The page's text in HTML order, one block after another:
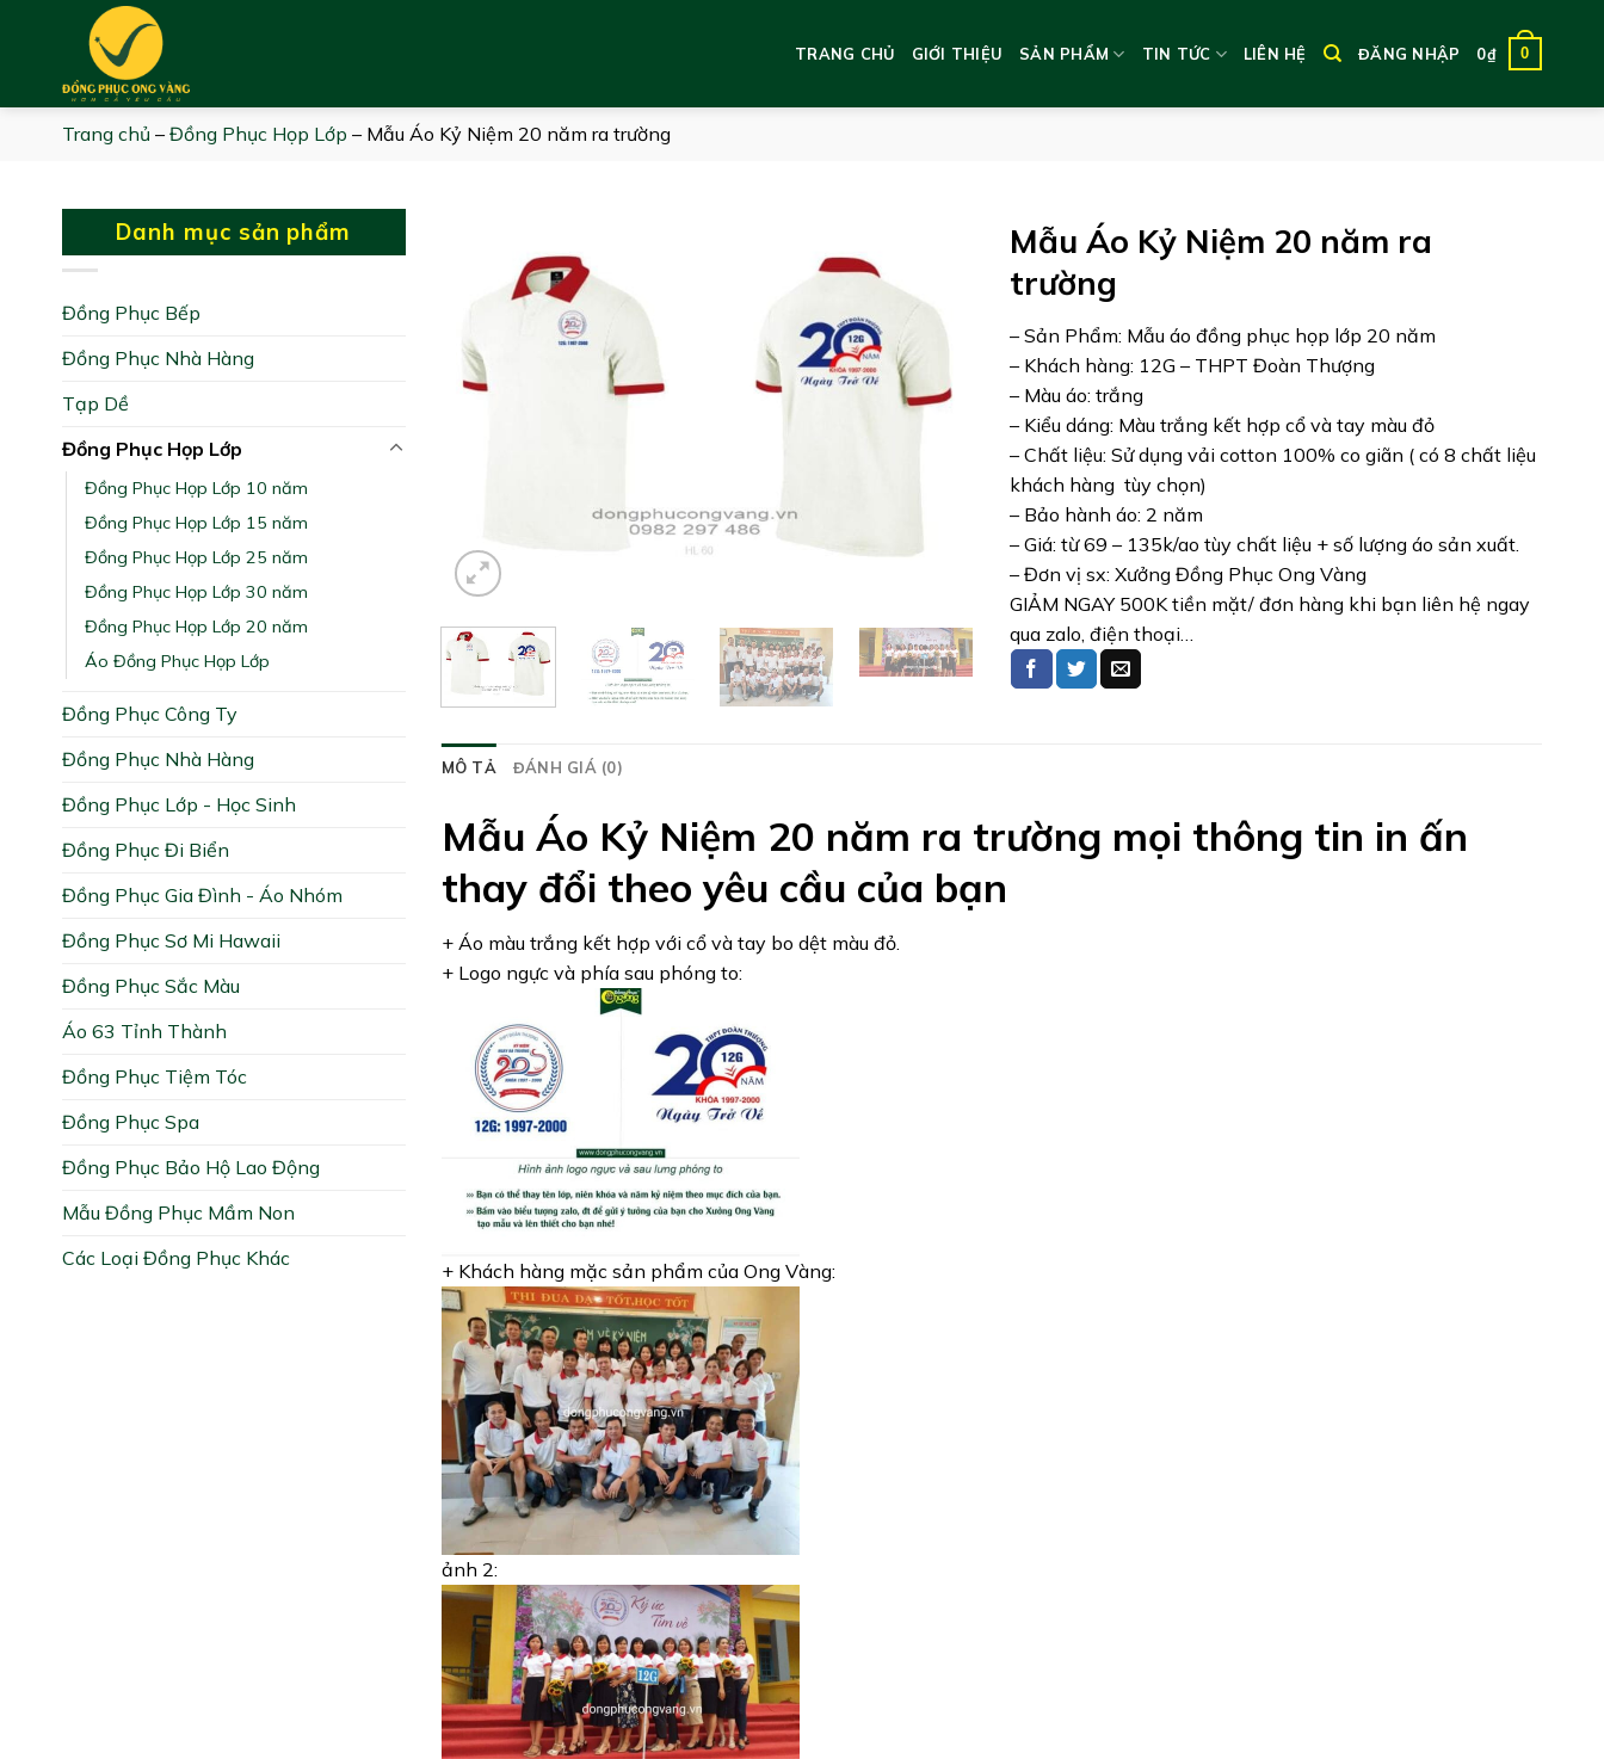
TRANG CHỦ GIỚI THIỆU SẢN PHẨM TIN TỨC LIÊN HỆ ĐĂNG NHẬP 0₫ 0
Trang chủ – Đồng Phục Họp Lớp – Mẫu Áo Kỷ Niệm 20 năm ra trường
Danh mục sản phẩm
Đồng Phục Bếp
Đồng Phục Nhà Hàng
Tạp Dề
Đồng Phục Họp Lớp
Đồng Phục Họp Lớp 10 năm
Đồng Phục Họp Lớp 15 năm
Đồng Phục Họp Lớp 25 năm
Đồng Phục Họp Lớp 30 năm
Đồng Phục Họp Lớp 20 năm
Áo Đồng Phục Họp Lớp
Đồng Phục Công Ty
Đồng Phục Nhà Hàng
Đồng Phục Lớp - Học Sinh
Đồng Phục Đi Biển
Đồng Phục Gia Đình - Áo Nhóm
Đồng Phục Sơ Mi Hawaii
Đồng Phục Sắc Màu
Áo 63 Tỉnh Thành
Đồng Phục Tiệm Tóc
Đồng Phục Spa
Đồng Phục Bảo Hộ Lao Động
Mẫu Đồng Phục Mầm Non
Các Loại Đồng Phục Khác
Mẫu Áo Kỷ Niệm 20 năm ra
trường
– Sản Phẩm: Mẫu áo đồng phục họp lớp 20 năm
– Khách hàng: 12G – THPT Đoàn Thượng
– Màu áo: trắng
– Kiểu dáng: Màu trắng kết hợp cổ và tay màu đỏ
– Chất liệu: Sử dụng vải cotton 100% co giãn ( có 8 chất liệu
khách hàng tùy chọn)
– Bảo hành áo: 2 năm
– Giá: từ 69 – 135k/ao tùy chất liệu + số lượng áo sản xuất.
– Đơn vị sx: Xưởng Đồng Phục Ong Vàng
GIẢM NGAY 500K tiền mặt/ đơn hàng khi bạn liên hệ ngay
qua zalo, điện thoại…
MÔ TẢ ĐÁNH GIÁ (0)
Mẫu Áo Kỷ Niệm 20 năm ra trường mọi thông tin in ấn
thay đổi theo yêu cầu của bạn
+ Áo màu trắng kết hợp với cổ và tay bo dệt màu đỏ.
+ Logo ngực và phía sau phóng to:
+ Khách hàng mặc sản phẩm của Ong Vàng:
ảnh 2: